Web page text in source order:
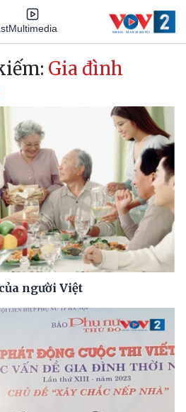
Multimedia
Gia đình
người Việt